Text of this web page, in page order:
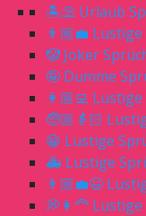
🏝⛱ Urlaub
👨🏼‍💼
🤡 Joker
🤪 Dumme
👩🏼‍💻
🧓🏼👵🏻
😁 Lustige
🚑 Lustige
👨🏼‍💼😆
💭👩‍🦰